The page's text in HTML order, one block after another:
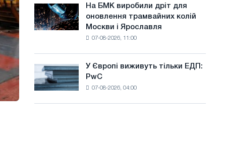
цілей
декарбонізації
На
БМК
виробили
трамвайних
колій
і
На БМК виробили дріт для
оновлення трамвайних колій
Москви і Ярославля
07-08-2026, 11:00
Європі
виживуть
У Європі виживуть тільки ЕДП:
PwC
07-08-2026, 04:00